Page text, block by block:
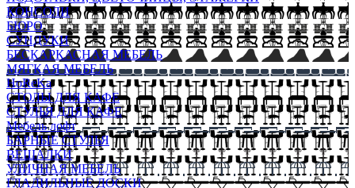
КОНСОЛИ
БЮРО
СУНДУКИ
БЕСКАРКАСНАЯ МЕБЕЛЬ
МЯГКАЯ МЕБЕЛЬ
HoReKa
СТОЛЫ ДЛЯ КАФЕ
СТУЛЬЯ ДЛЯ КАФЕ
Мебель лофт
БАРНЫЕ СТУЛЬЯ
ВЕШАЛКИ
УЛИЧНАЯ МЕБЕЛЬ
ГЛАДИЛЬНЫЕ ДОСКИ